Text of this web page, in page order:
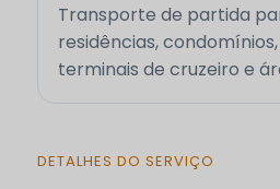
Transporte de partida
residências,
terminais de cruzeiro e
DETALHES DO SERVIÇO